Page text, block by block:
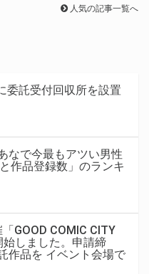
人気の記事一覧へ
委託受付回収所を設置
なで今最もアツい男性
作品登録数」のランキ
GOOD COMIC CITY
しました。申請締
作品を イベント会場で